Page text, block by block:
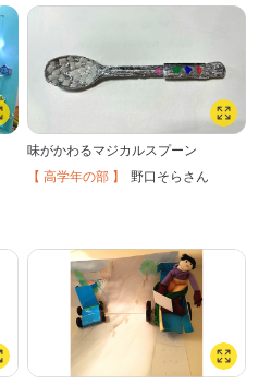
味がかわるマジカルスプーン
【 高学年の部 】 野口そら さん